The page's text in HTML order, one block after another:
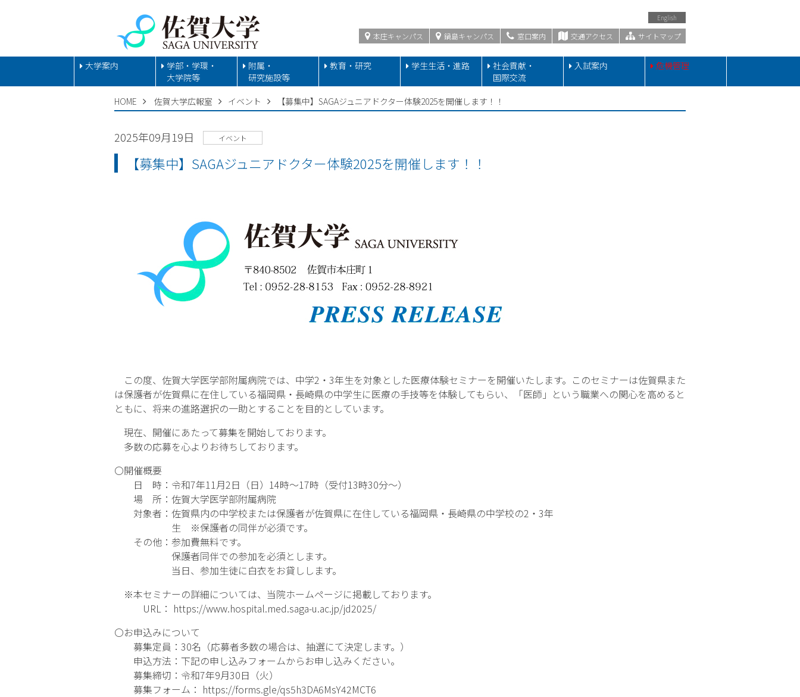
English
本庄キャンパス 鍋島キャンパス 窓口案内 交通アクセス サイトマップ
大学案内
学部・学環・
大学院等
附属・
研究施設等
教育・研究 学生生活・進路
社会貢献・
国際交流
入試案内 危機管理
HOME 佐賀大学広報室 イベント 【募集中】SAGAジュニアドクター体験2025を開催します！！
2025年09月19日 イベント
【募集中】SAGAジュニアドクター体験2025を開催します！！
この度、佐賀大学医学部附属病院では、中学2・3年生を対象とした医療体験セミナーを開催いたします。このセミナーは佐賀県また
は保護者が佐賀県に在住している福岡県・長崎県の中学生に医療の手技等を体験してもらい、「医師」という職業への関心を高めると
ともに、将来の進路選択の一助とすることを目的としています。
現在、開催にあたって募集を開始しております。
多数の応募を心よりお待ちしております。
〇開催概要
日 時：令和7年11月2日（日）14時～17時（受付13時30分～）
場 所：佐賀大学医学部附属病院
対象者：佐賀県内の中学校または保護者が佐賀県に在住している福岡県・長崎県の中学校の2・3年
生 ※保護者の同伴が必須です。
その他：参加費無料です。
保護者同伴での参加を必須とします。
当日、参加生徒に白衣をお貸しします。
※本セミナーの詳細については、当院ホームページに掲載しております。
URL： https://www.hospital.med.saga-u.ac.jp/jd2025/
〇お申込みについて
募集定員：30名（応募者多数の場合は、抽選にて決定します。）
申込方法：下記の申し込みフォームからお申し込みください。
募集締切：令和7年9月30日（火）
募集フォーム： https://forms.gle/qs5h3DA6MsY42MCT6